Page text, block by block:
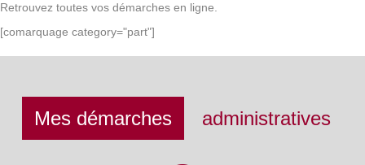
Retrouvez toutes vos démarches en ligne.
[comarquage category="part"]
Mes démarches administratives